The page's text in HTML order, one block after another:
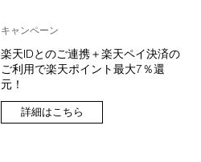
キャンペーン
楽天IDとのご連携＋楽天ペイ決済の
ご利用で楽天ポイント最大7％還
元！
詳細はこちら